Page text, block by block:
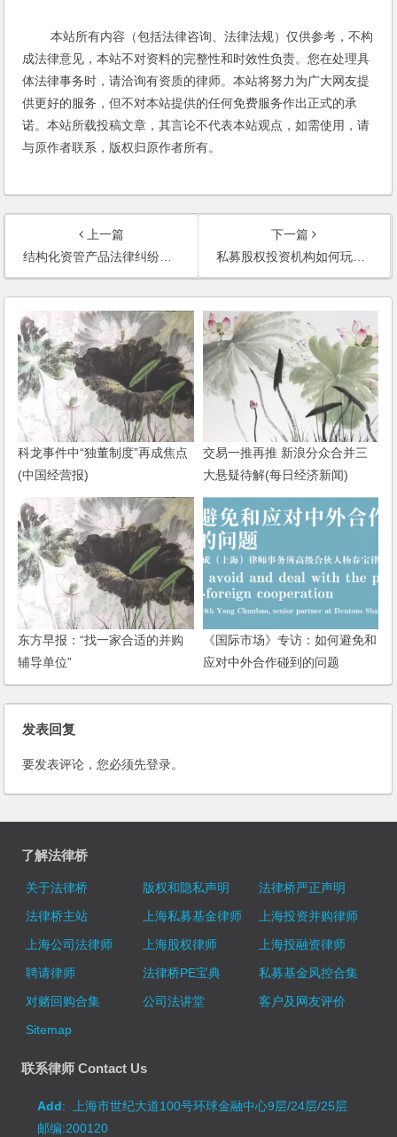
本站所有内容（包括法律咨询、法律法规）仅供参考，不构
成法律意见，本站不对资料的完整性和时效性负责。您在处理具
体法律事务时，请洽询有资质的律师。本站将努力为广大网友提
供更好的服务，但不对本站提供的任何免费服务作出正式的承
诺。本站所载投稿文章，其言论不代表本站观点，如需使用，请
与原作者联系，版权归原作者所有。
上一篇
结构化资管产品法律纠纷概述
下一篇
私募股权投资机构如何玩转“债转股”？
科龙事件中“独董制度”再成焦点
(中国经营报)
交易一推再推 新浪分众合并三
大悬疑待解(每日经济新闻)
东方早报：“找一家合适的并购
辅导单位”
《国际市场》专访：如何避免和
应对中外合作碰到的问题
发表回复
要发表评论，您必须先登录。
了解法律桥
关于法律桥 版权和隐私声明
法律桥严正声明
法律桥主站
上海私募基金律师
上海投资并购律师
上海公司法律师
上海股权律师
上海投融资律师
聘请律师
法律桥PE宝典
私募基金风控合集
对赌回购合集
公司法讲堂
客户及网友评价
Sitemap
联系律师 Contact Us
Add: 上海市世纪大道100号环球金融中心9层/24层/25层
邮编:200120